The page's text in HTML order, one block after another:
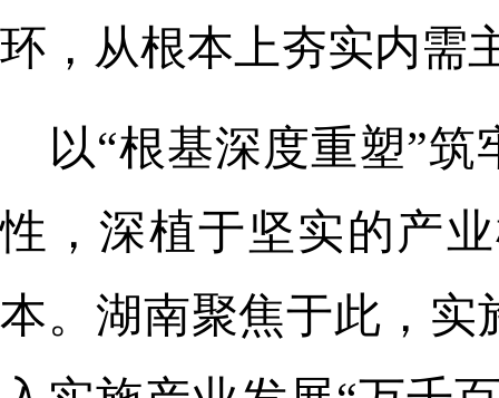
环，从根本上夯实内需
以“根基深度重塑”
性，深植于坚实的产
本。湖南聚焦于此，实